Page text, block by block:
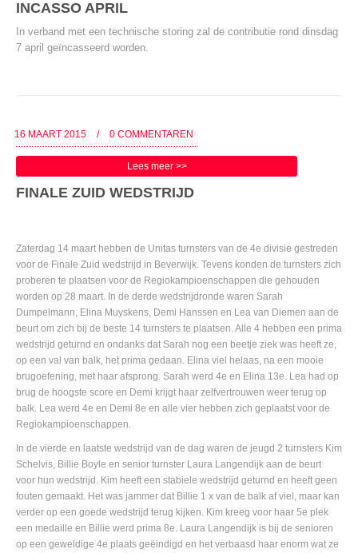
INCASSO APRIL
In verband met een technische storing zal de contributie rond dinsdag
7 april geïncasseerd worden.
16 MAART 2015 / 0 COMMENTAREN
Lees meer >>
FINALE ZUID WEDSTRIJD
Zaterdag 14 maart hebben de Unitas turnsters van de 4e divisie gestreden
voor de Finale Zuid wedstrijd in Beverwijk. Tevens konden de turnsters zich
proberen te plaatsen voor de Regiokampioenschappen die gehouden
worden op 28 maart. In de derde wedstrijdronde waren Sarah
Dumpelmann, Elina Muyskens, Demi Hanssen en Lea van Diemen aan de
beurt om zich bij de beste 14 turnsters te plaatsen. Alle 4 hebben een prima
wedstrijd geturnd en ondanks dat Sarah nog een beetje ziek was heeft ze,
op een val van balk, het prima gedaan. Elina viel helaas, na een mooie
brugoefening, met haar afsprong. Sarah werd 4e en Elina 13e. Lea had op
brug de hoogste score en Demi krijgt haar zelfvertrouwen weer terug op
balk. Lea werd 4e en Demi 8e en alle vier hebben zich geplaatst voor de
Regiokampioenschappen.
In de vierde en laatste wedstrijd van de dag waren de jeugd 2 turnsters Kim
Schelvis, Billie Boyle en senior turnster Laura Langendijk aan de beurt
voor hun wedstrijd. Kim heeft een stabiele wedstrijd geturnd en heeft geen
fouten gemaakt. Het was jammer dat Billie 1 x van de balk af viel, maar kan
verder op een goede wedstrijd terug kijken. Kim kreeg voor haar 5e plek
een medaille en Billie werd prima 8e. Laura Langendijk is bij de senioren
op een geweldige 4e plaats geëindigd en het verbaasd haar enorm wat ze